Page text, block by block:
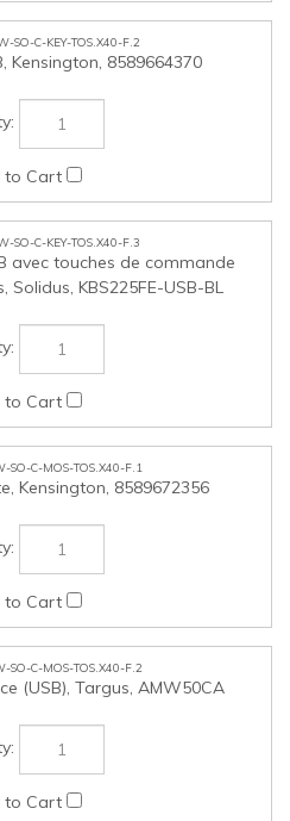
Kensington, 8589664370
SO-C-KEY-TOS.X40-F.3
avec touches de commande
KBS225FE-USB-BL
SO-C-MOS-TOS.X40-F.1
(USB), Targus, AMW50CA
SO-C-MOS-TOS.X40-F.3
, Targus, AMB581GL